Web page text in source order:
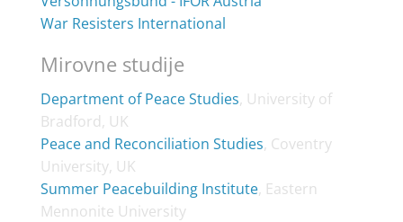
War Resisters International
Mirovne studije
Department of Peace Studies, University of
Bradford, UK
Peace and Reconciliation Studies, Coventry
University, UK
Summer Peacebuilding Institute, Eastern
Mennonite University